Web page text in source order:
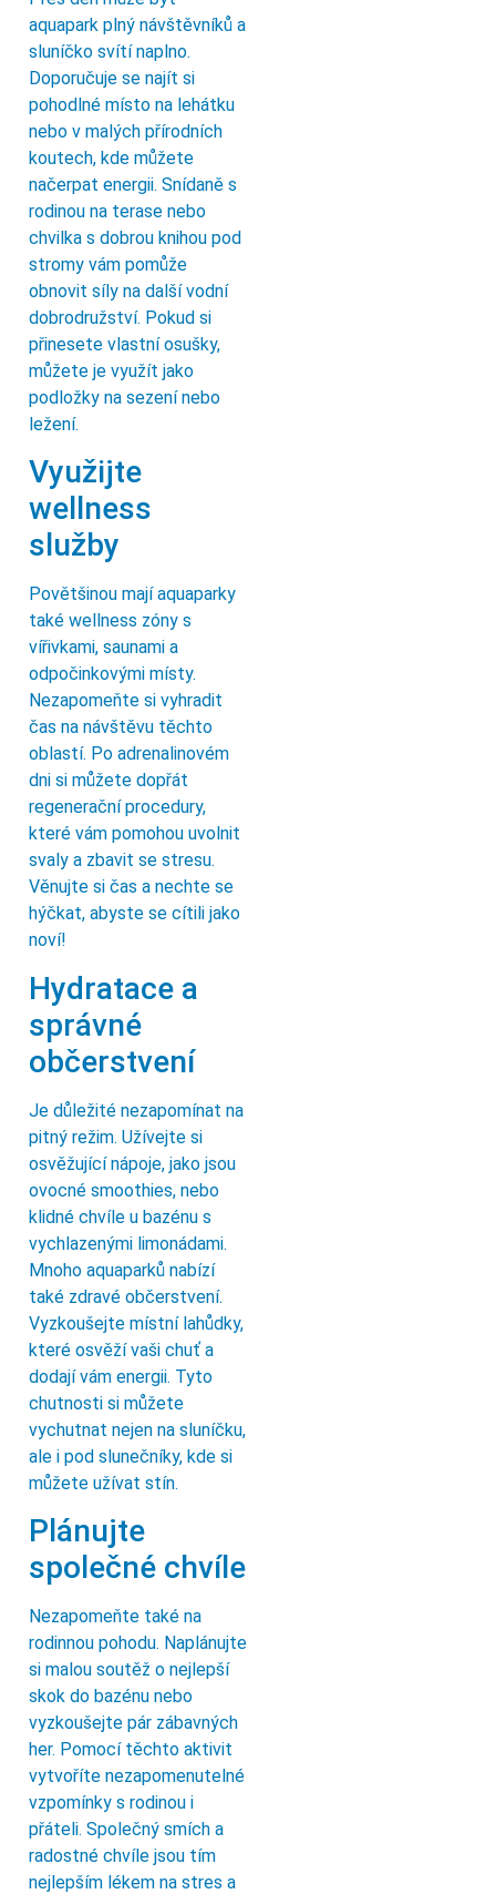
aquapark plný návštěvníků a
sluníčko svítí naplno.
Doporučuje se najít si
pohodlné místo na lehátku
nebo v malých přírodních
koutech, kde můžete
načerpat energii. Snídaně s
rodinou na terase nebo
chvilka s dobrou knihou pod
stromy vám pomůže
obnovit síly na další vodní
dobrodružství. Pokud si
přinesete vlastní osušky,
můžete je využít jako
podložky na sezení nebo
ležení.
Využijte
wellness
služby
Povětšinou mají aquaparky
také wellness zóny s
vířivkami, saunami a
odpočinkovými místy.
Nezapomeňte si vyhradit
čas na návštěvu těchto
oblastí. Po adrenalinovém
dni si můžete dopřát
regenerační procedury,
které vám pomohou uvolnit
svaly a zbavit se stresu.
Věnujte si čas a nechte se
hýčkat, abyste se cítili jako
noví!
Hydratace a
správné
občerstvení
Je důležité nezapomínat na
pitný režim. Užívejte si
osvěžující nápoje, jako jsou
ovocné smoothies, nebo
klidné chvíle u bazénu s
vychlazenými limonádami.
Mnoho aquaparků nabízí
také zdravé občerstvení.
Vyzkoušejte místní lahůdky,
které osvěží vaši chuť a
dodají vám energii. Tyto
chutnosti si můžete
vychutnat nejen na sluníčku,
ale i pod slunečníky, kde si
můžete užívat stín.
Plánujte
společné chvíle
Nezapomeňte také na
rodinnou pohodu. Naplánujte
si malou soutěž o nejlepší
skok do bazénu nebo
vyzkoušejte pár zábavných
her. Pomocí těchto aktivit
vytvoříte nezapomenutelné
vzpomínky s rodinou i
přáteli. Společný smích a
radostné chvíle jsou tím
nejlepším lékem na stres a